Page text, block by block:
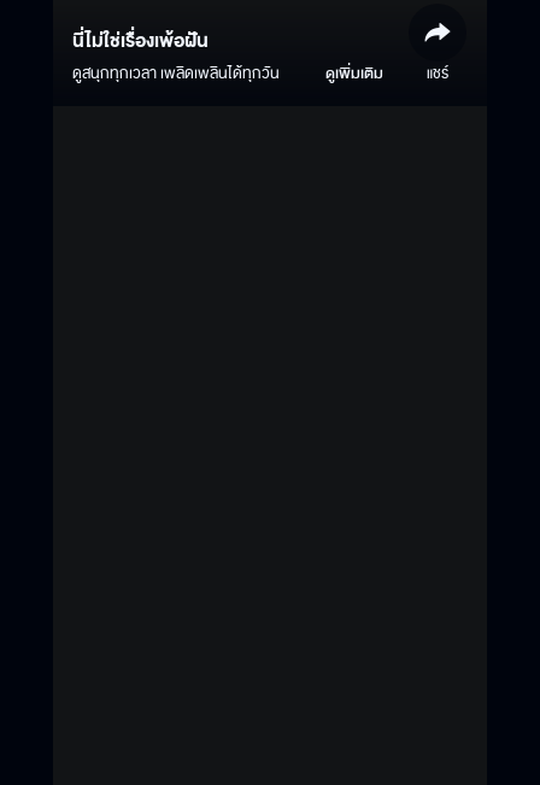
นี่ไม่ใช่เรื่องเพ้อฝัน
ดูสนุกทุกเวลา เพลิดเพลินได้ทุกวัน ดูเพิ่มเติม แชร์